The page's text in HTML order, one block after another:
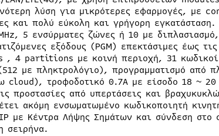
λύση για μικρότερες εφαρμογές, με
και πολύ εύκολη και γρήγορη εγκατάσταση.
5 ενσύρματες ζώνες ή 10 με
εξόδους (PGM) επεκτάσιμες έως
, 4 partitions με κοινή περιοχή, 31
με πληκτρολόγιο), προγραμματισμό από
cloud), τροφοδοτικό 0.7A με είσοδο 18 ~ 20
προστασίες από υπερτάσεις και
ακόμη ενσωματωμένο κωδικοποιητή
με Κέντρα Λήψης Σημάτων και σύνδεση στο
σειρήνα.